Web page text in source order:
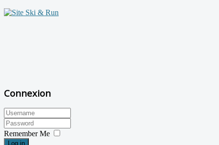
Connexion
Remember Me
Log in